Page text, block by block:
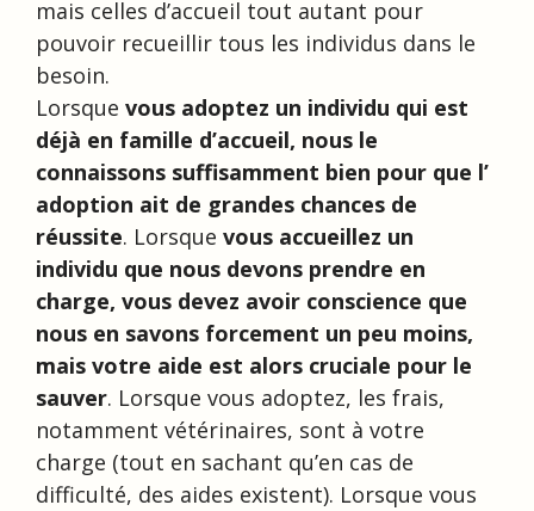
mais celles d’accueil tout autant pour
pouvoir recueillir tous les individus dans le
besoin.
Lorsque vous adoptez un individu qui est
déjà en famille d’accueil, nous le
connaissons suffisamment bien pour que l’
adoption ait de grandes chances de
réussite. Lorsque vous accueillez un
individu que nous devons prendre en
charge, vous devez avoir conscience que
nous en savons forcement un peu moins,
mais votre aide est alors cruciale pour le
sauver. Lorsque vous adoptez, les frais,
notamment vétérinaires, sont à votre
charge (tout en sachant qu’en cas de
difficulté, des aides existent). Lorsque vous